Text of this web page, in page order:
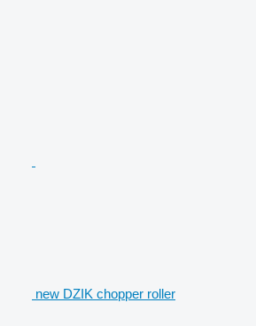
new DZIK chopper roller